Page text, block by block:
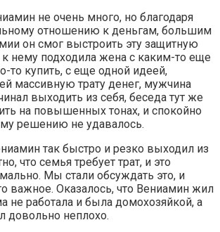
не очень много, но благодаря
отношению к деньгам, большим
он смог выстроить эту защитную
к нему подходила жена с каким-то еще
то купить, с еще одной идеей,
массивную трату денег, мужчина
выходить из себя, беседа тут же
на повышенных тонах, и спокойно
решению не удавалось.
так быстро и резко выходил из
что семья требует трат, и это
Мы стали обсуждать это, и
важное. Оказалось, что Вениамин жил
не работала и была домохозяйкой, а
довольно неплохо.